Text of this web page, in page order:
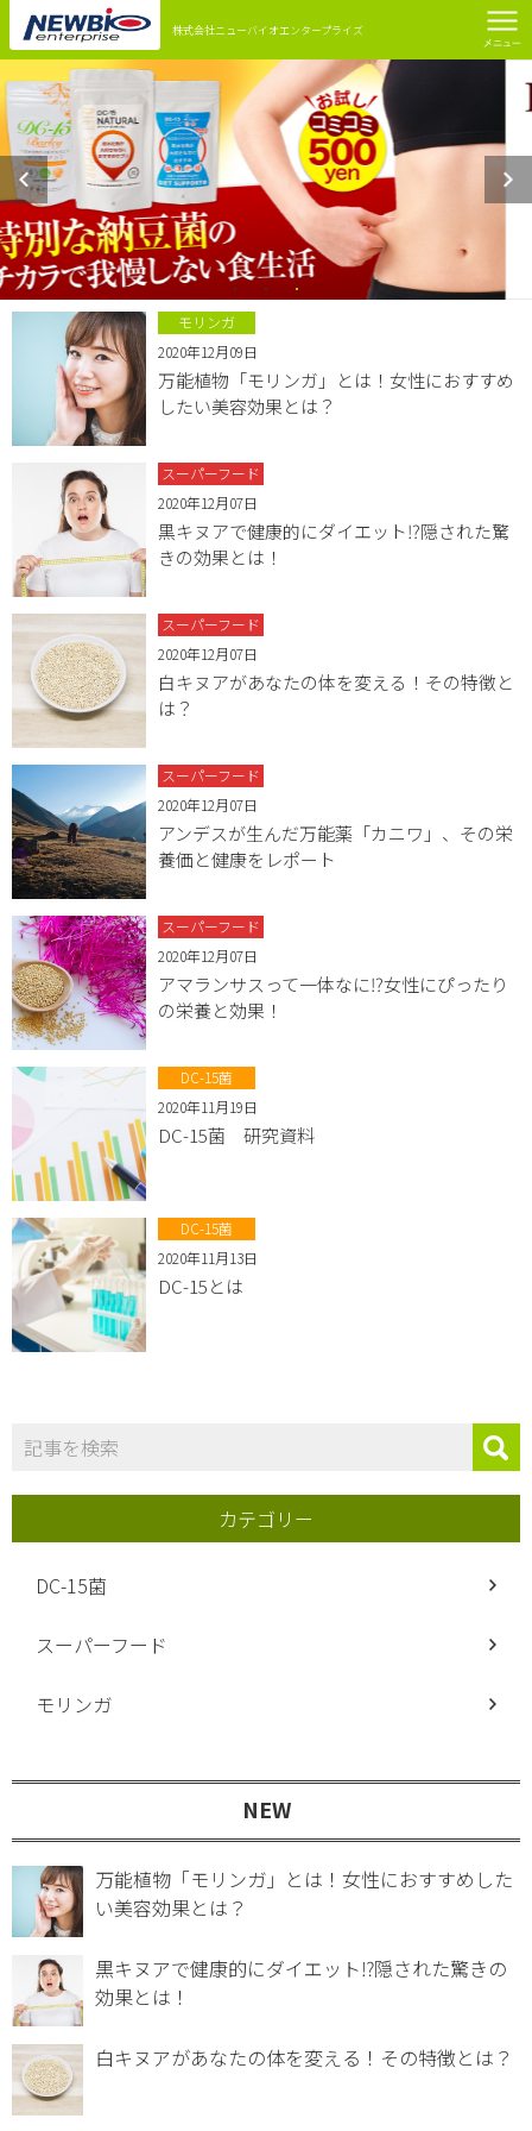
株式会社ニューバイオエンタープライズ
モリンガ
2020年12月09日
万能植物「モリンガ」とは！女性におすすめ
したい美容効果とは？
スーパーフード
2020年12月07日
黒キヌアで健康的にダイエット⁉︎隠された驚
きの効果とは！
スーパーフード
2020年12月07日
白キヌアがあなたの体を変える！その特徴と
は？
スーパーフード
2020年12月07日
アンデスが生んだ万能薬「カニワ」、その栄
養価と健康をレポート
スーパーフード
2020年12月07日
アマランサスって一体なに⁉女性にぴったり
の栄養と効果！
DC-15菌
2020年11月19日
DC-15菌 研究資料
DC-15菌
2020年11月13日
DC-15とは
カテゴリー
DC-15菌
スーパーフード
モリンガ
NEW
万能植物「モリンガ」とは！女性におすすめした
い美容効果とは？
黒キヌアで健康的にダイエット⁉︎隠された驚きの
効果とは！
白キヌアがあなたの体を変える！その特徴とは？